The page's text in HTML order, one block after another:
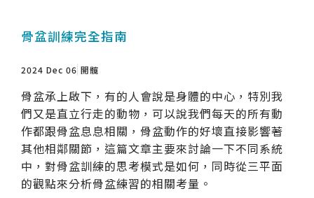
骨盆訓練完全指南
2024 Dec 06 開髖
骨盆承上啟下，有的人會說是身體的中心，特別我
們又是直立行走的動物，可以說我們每天的所有動
作都跟骨盆息息相關，骨盆動作的好壞直接影響著
其他相鄰關節，這篇文章主要來討論一下不同系統
中，對骨盆訓練的思考模式是如何，同時從三平面
的觀點來分析骨盆練習的相關考量。